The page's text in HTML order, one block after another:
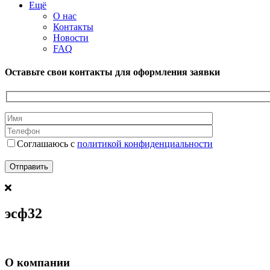
Ещё
О нас
Контакты
Новости
FAQ
Оставьте свои контакты для оформления заявки
Соглашаюсь с политикой конфиденциальности
эсф32
О компании